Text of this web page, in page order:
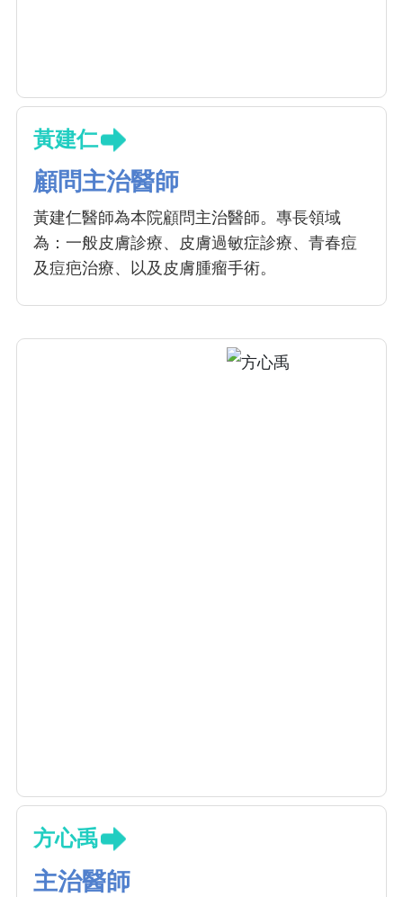
黃建仁
顧問主治醫師
黃建仁醫師為本院顧問主治醫師。專長領域
為：一般皮膚診療、皮膚過敏症診療、青春痘
及痘疤治療、以及皮膚腫瘤手術。
方心禹
主治醫師